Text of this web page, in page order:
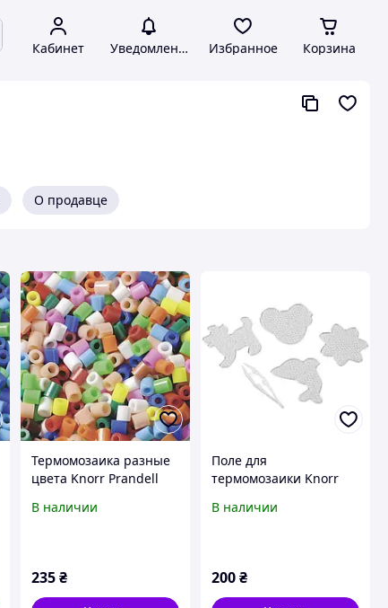
Кабинет Уведомления Избранное Корзина
О продавце
Термомозаика разные
цвета Knorr Prandell
В наличии
235 ₴
Поле для
термомозаики Knorr
цветок машина
В наличии
200₴